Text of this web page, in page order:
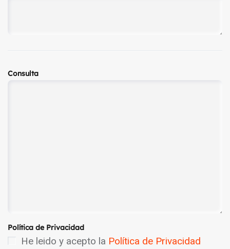
Consulta
Política de Privacidad
He leido y acepto la Política de Privacidad